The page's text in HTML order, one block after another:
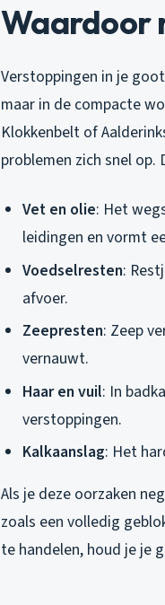
Waardoor
Verstoppingen in je
maar in de compacte
Klokkenbelt of
problemen zich snel
Vet en olie: Het
leidingen en vormt
Voedselresten:
afvoer.
Zeepresten: Zeep
vernauwt.
Haar en vuil: In
verstoppingen.
Kalkaanslag: Het
Als je deze oorzaken
zoals een volledig
te handelen, houd je je